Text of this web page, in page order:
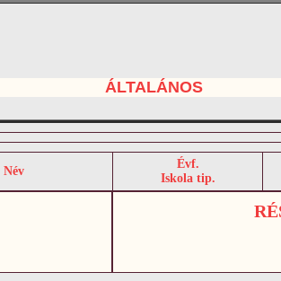
ÁLTALÁNOS
Név
Évf.
Iskola tip.